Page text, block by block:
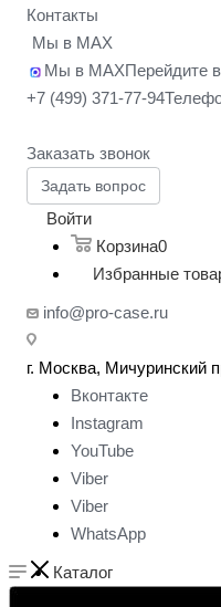
Контакты
Мы в MAX
Мы в MAXПерейдите
+7 (499) 371-77-94
Заказать звонок
Задать вопрос
Войти
Корзина0
Избранные
info@pro-case.ru
г. Москва, Мичуринский
Вконтакте
Instagram
YouTube
Viber
Viber
WhatsApp
Каталог